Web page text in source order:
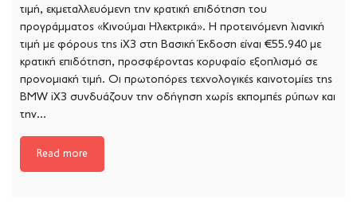
τιμή, εκμεταλλευόμενη την κρατική επιδότηση του
προγράμματος «Kινούμαι Ηλεκτρικά». Η προτεινόμενη λιανική
τιμή με φόρους της iX3 στη Βασική Έκδοση είναι €55.940 με
κρατική επιδότηση, προσφέροντας κορυφαίο εξοπλισμό σε
προνομιακή τιμή. Οι πρωτοπόρες τεχνολογικές καινοτομίες της
BMW iX3 συνδυάζουν την οδήγηση χωρίς εκπομπές ρύπων και
την...
Read more